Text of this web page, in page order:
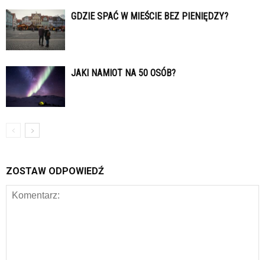
GDZIE SPAĆ W MIEŚCIE BEZ PIENIĘDZY?
JAKI NAMIOT NA 50 OSÓB?
ZOSTAW ODPOWIEDŹ